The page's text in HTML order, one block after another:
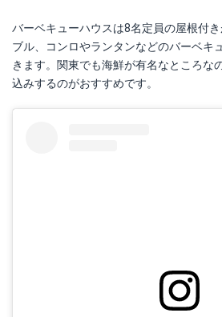
バーベキューハウスは8名定員の屋根付
ブル、コンロやランタンなどのバーベキ
きます。関東でも海鮮が有名なところな
込みするのがおすすめです。